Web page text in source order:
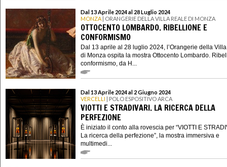
Dal 13 Aprile 2024 al 28 Luglio 2024
MONZA | ORANGERIE DELLA VILLA REALE DI MONZA
OTTOCENTO LOMBARDO. RIBELLIONE E
CONFORMISMO
Dal 13 aprile al 28 luglio 2024, l’Orangerie della
di Monza ospita la mostra Ottocento Lombardo.
conformismo, da H...
Dal 13 Aprile 2024 al 2 Giugno 2024
VERCELLI | POLO ESPOSITIVO ARCA
VIOTTI E STRADIVARI. LA RICERCA DELLA
PERFEZIONE
È iniziato il conto alla rovescia per “VIOTTI E
La ricerca della perfezione”, la mostra immersiva e
multimedi...